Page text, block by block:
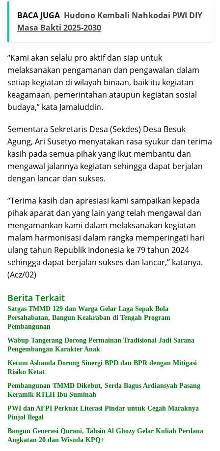
BACA JUGA Hudono Kembali Nahkodai PWI DIY
Masa Bakti 2025-2030
“Kami akan selalu pro aktif dan siap untuk
melaksanakan pengamanan dan pengawalan dalam
setiap kegiatan di wilayah binaan, baik itu kegiatan
keagamaan, pemerintahan ataupun kegiatan sosial
budaya,” kata Jamaluddin.
Sementara Sekretaris Desa (Sekdes) Desa Besuk
Agung, Ari Susetyo menyatakan rasa syukur dan terima
kasih pada semua pihak yang ikut membantu dan
mengawal jalannya kegiatan sehingga dapat berjalan
dengan lancar dan sukses.
“Terima kasih dan apresiasi kami sampaikan kepada
pihak aparat dan yang lain yang telah mengawal dan
mengamankan kami dalam melaksanakan kegiatan
malam harmonisasi dalam rangka memperingati hari
ulang tahun Republik Indonesia ke 79 tahun 2024
sehingga dapat berjalan sukses dan lancar,” katanya.
(Acz/02)
Berita Terkait
Satgas TMMD 129 dan Warga Gelar Laga Sepak Bola
Persahabatan, Bangun Keakraban di Tengah Program
Pembangunan
Wabup Tangerang Dorong Permainan Tradisional Jadi Sarana
Pengembangan Karakter Anak
Ketum Asbanda Dorong Sinergi BPD dan BPR dengan Mitigasi
Risiko Ketat
Pembangunan TMMD Dikebut, Serda Bagus Ardiansyah Pasang
Keramik RTLH Ibu Suminah
PWI dan AFPI Perkuat Literasi Pindar untuk Cegah Maraknya
Pinjol Ilegal
Bangun Generasi Qurani, Tahsin Al Ghozy Gelar Kuliah Perdana
Angkatan 20 dan Wisuda KPQ+